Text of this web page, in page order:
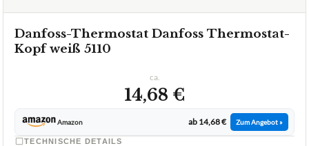
Danfoss-Thermostat Danfoss Thermostat-
Kopf weiß 5110
ca.
14,68 €
Amazon ab 14,68 € Zum Angebot »
TECHNISCHE DETAILS